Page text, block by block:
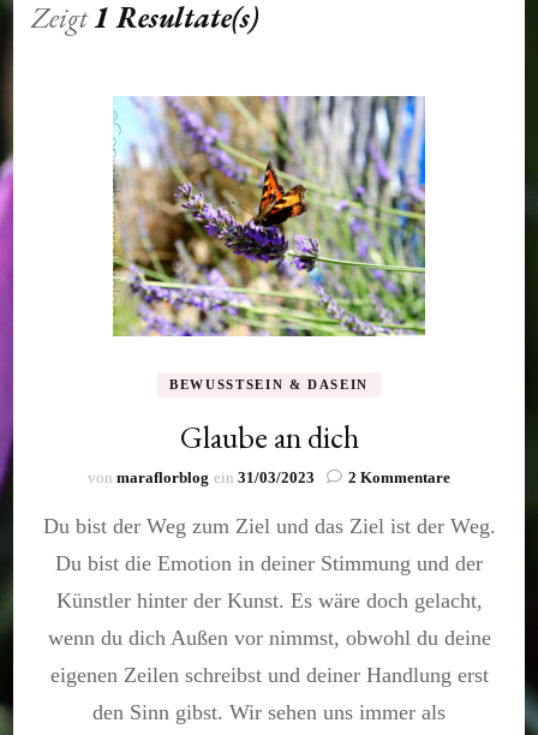
Zeigt1 Resultate(s)
BEWUSSTSEIN & DASEIN
Glaube an dich
von maraflorblog ein 31/03/2023 2 Kommentarezu
an
Du bist der Weg zum Ziel und das Ziel ist der Weg.
Du bist die Emotion in deiner Stimmung und der
Künstler hinter der Kunst. Es wäre doch gelacht,
wenn du dich Außen vor nimmst, obwohl du deine
eigenen Zeilen schreibst und deiner Handlung erst
den Sinn gibst. Wir sehen uns immer als